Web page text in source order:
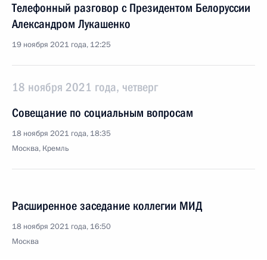
Телефонный разговор с Президентом Белоруссии
Александром Лукашенко
19 ноября 2021 года, 12:25
18 ноября 2021 года, четверг
Совещание по социальным вопросам
18 ноября 2021 года, 18:35
Москва, Кремль
Расширенное заседание коллегии МИД
18 ноября 2021 года, 16:50
Москва